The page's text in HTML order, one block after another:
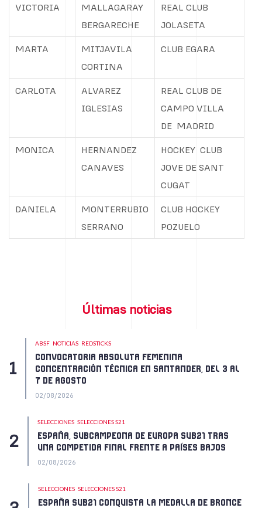
VICTORIA
MALLAGARAY
BERGARECHE
REAL CLUB
JOLASETA
MARTA
MITJAVILA
CORTINA
CLUB EGARA
CARLOTA
ALVAREZ
IGLESIAS
REAL CLUB DE
CAMPO VILLA
DE MADRID
MONICA
HERNANDEZ
CANAVES
HOCKEY CLUB
JOVE DE SANT
CUGAT
DANIELA
MONTERRUBIO
SERRANO
CLUB HOCKEY
POZUELO
Últimas noticias
ABSF NOTICIAS REDSTICKS
CONVOCATORIA ABSOLUTA FEMENINA
CONCENTRACIÓN TÉCNICA EN SANTANDER, DEL 3 AL
7 DE AGOSTO
02/08/2026
SELECCIONES SELECCIONES S21
ESPAÑA, SUBCAMPEONA DE EUROPA SUB21 TRAS
UNA COMPETIDA FINAL FRENTE A PAÍSES BAJOS
02/08/2026
SELECCIONES SELECCIONES S21
ESPAÑA SUB21 CONQUISTA LA MEDALLA DE BRONCE